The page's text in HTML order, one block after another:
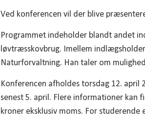
Ved konferencen vil der blive
Programmet indeholder blandt andet
løvtræsskovbrug. Imellem
Naturforvaltning. Han taler om
Konferencen afholdes torsdag 12. april
senest 5. april. Flere informationer kan
kroner eksklusiv moms. For studerende